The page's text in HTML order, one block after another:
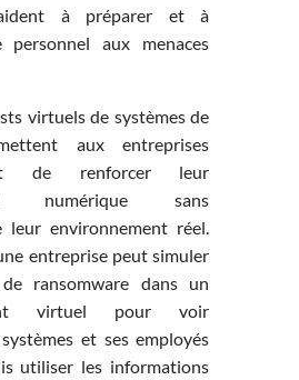
à préparer et à
personnel aux menaces
virtuels de systèmes de
aux entreprises
de renforcer leur
numérique sans
leur environnement réel.
entreprise peut simuler
ransomware dans un
virtuel pour voir
et ses employés
utiliser les informations